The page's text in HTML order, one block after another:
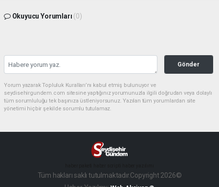
Okuyucu Yorumları (0)
Gönder
Yorum yazarak Topluluk Kuralları’nı kabul etmiş bulunuyor ve
seydisehirgundem.com sitesine yaptığınız yorumunuzla ilgili doğrudan veya dolaylı
tüm sorumluluğu tek başınıza üstleniyorsunuz. Yazılan tüm yorumlardan site
yönetimi hiçbir şekilde sorumlu tutulamaz.
Tüm hakları saklı tutulmaktadır.Copyright 2026©